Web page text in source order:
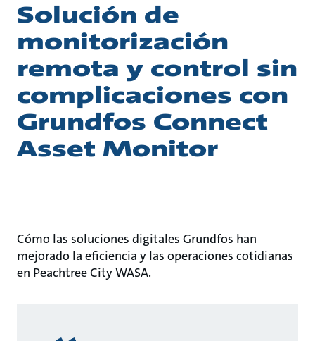
Solución de
monitorización
remota y control sin
complicaciones con
Grundfos Connect
Asset Monitor
Cómo las soluciones digitales Grundfos han
mejorado la eficiencia y las operaciones cotidianas
en Peachtree City WASA.